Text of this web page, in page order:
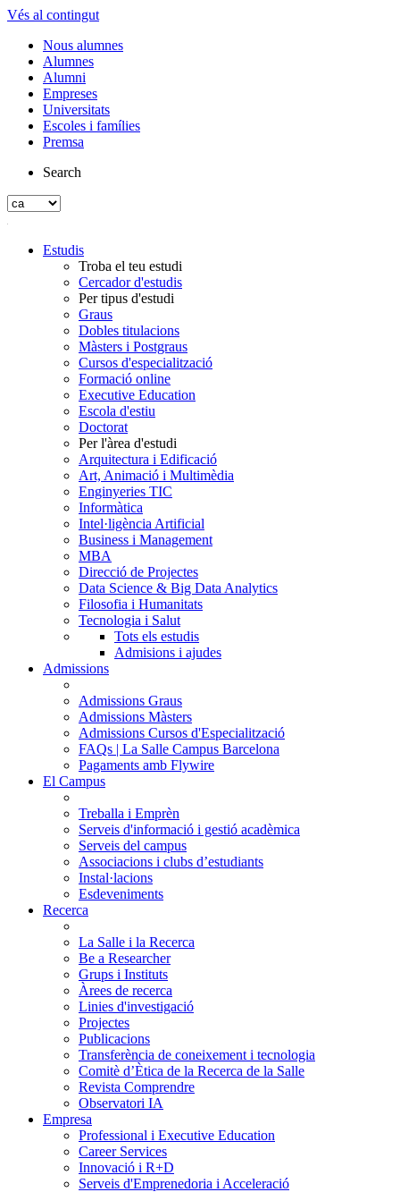
Vés al contingut
Nous alumnes
Alumnes
Alumni
Empreses
Universitats
Escoles i famílies
Premsa
Search
Estudis
Troba el teu estudi
Cercador d'estudis
Per tipus d'estudi
Graus
Dobles titulacions
Màsters i Postgraus
Cursos d'especialització
Formació online
Executive Education
Escola d'estiu
Doctorat
Per l'àrea d'estudi
Arquitectura i Edificació
Art, Animació i Multimèdia
Enginyeries TIC
Informàtica
Intel·ligència Artificial
Business i Management
MBA
Direcció de Projectes
Data Science & Big Data Analytics
Filosofia i Humanitats
Tecnologia i Salut
Tots els estudis
Admisions i ajudes
Admissions
Admissions Graus
Admissions Màsters
Admissions Cursos d'Especialització
FAQs | La Salle Campus Barcelona
Pagaments amb Flywire
El Campus
Treballa i Emprèn
Serveis d'informació i gestió acadèmica
Serveis del campus
Associacions i clubs d’estudiants
Instal·lacions
Esdeveniments
Recerca
La Salle i la Recerca
Be a Researcher
Grups i Instituts
Àrees de recerca
Linies d'investigació
Projectes
Publicacions
Transferència de coneixement i tecnologia
Comitè d’Ètica de la Recerca de la Salle
Revista Comprendre
Observatori IA
Empresa
Professional i Executive Education
Career Services
Innovació i R+D
Serveis d'Emprenedoria i Acceleració